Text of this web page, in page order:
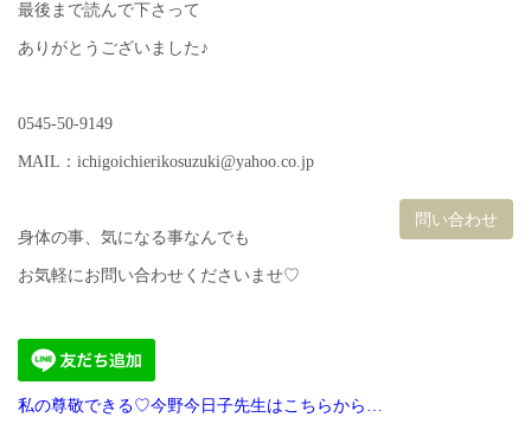
最後まで読んで下さって
ありがとうございました♪
0545-50-9149
MAIL：ichigoichierikosuzuki@yahoo.co.jp
問い合わせ
身体の事、気になる事なんでも
お気軽にお問い合わせくださいませ♡
私の尊敬できる♡今野今日子先生はこちらから…